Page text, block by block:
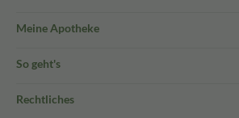
Meine Apotheke
So geht's
Rechtliches